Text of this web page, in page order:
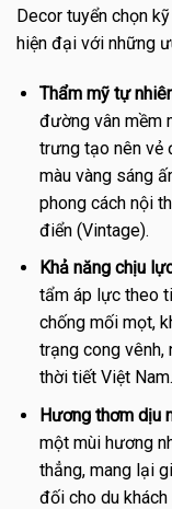
Decor tuyển chọn
hiện đại với những
Thẩm mỹ tự
đường vân mềm
trưng tạo nên vẻ
màu vàng sáng
phong cách nội
điển (Vintage).
Khả năng chịu
tẩm áp lực theo
chống mối mọt,
trạng cong
thời tiết Việt Nam.
Hương thơm dịu
một mùi hương
thẳng, mang lại
đối cho du